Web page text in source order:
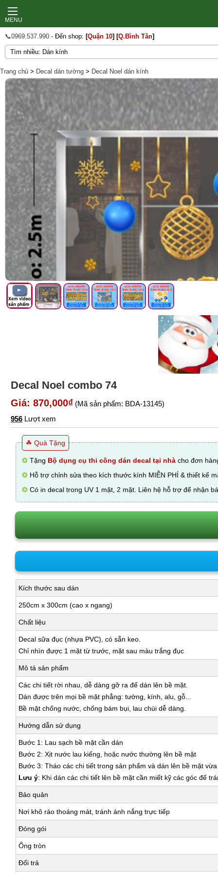
MENU
📞0969.537.990 - Đến shop: [Quận 10] [Q.Bình Tân]
Trang chủ > Decal dán tường > Decal Noel dán kính
Decal Noel combo 74
Giá: 870,000₫ (Mã sản phẩm: BDA-13145)
956 Lượt xem
☘ Quà Tặng
❂ Tặng Bộ dụng cụ thi công dán decal tại nhà cho đơn
❂ Hỗ trợ chỉnh sửa theo kích thước kính MIỄN PHÍ & thiết kế
❂ Có in decal trong UV 1 mặt, 2 mặt. Liên hệ hỗ trợ để nhận
Kích thước sau dán
250cm x 300cm (cao x ngang)
Chất liệu
Decal sữa đục (nhựa PVC), có sẵn keo.
Chỉ nhìn được 1 mặt từ trước, mặt sau màu trắng đục
Mô tả sản phẩm
Các chi tiết rời nhau, dễ dàng gỡ ra để dán lên bề mặt.
Dán được trên mọi bề mặt phẳng: tường, kính, alu, gỗ...
Bề mặt chống nước, chống bám bụi, lau chùi dễ dàng.
Hướng dẫn sử dụng
Bước 1: Lau sạch bề mặt cần dán
Bước 2: Xịt nước lau kiếng, hoặc nước thường lên bề mặt
Bước 3: Tháo các chi tiết trong sản phẩm và dán lên bề mặt
Lưu ý: Khi dán các chi tiết lên bề mặt cần miết kỹ các góc để
Bảo quản
Nơi khô ráo thoáng mát, tránh ánh nắng trực tiếp
Đóng gói
Ống tròn
Đổi trả